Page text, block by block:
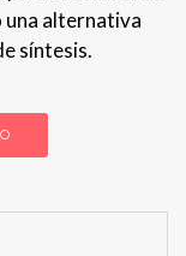
una alternativa
síntesis.